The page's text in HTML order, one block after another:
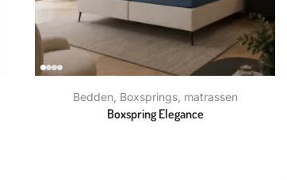
Bedden Boxsprings, matrassen
Boxspring Elegance